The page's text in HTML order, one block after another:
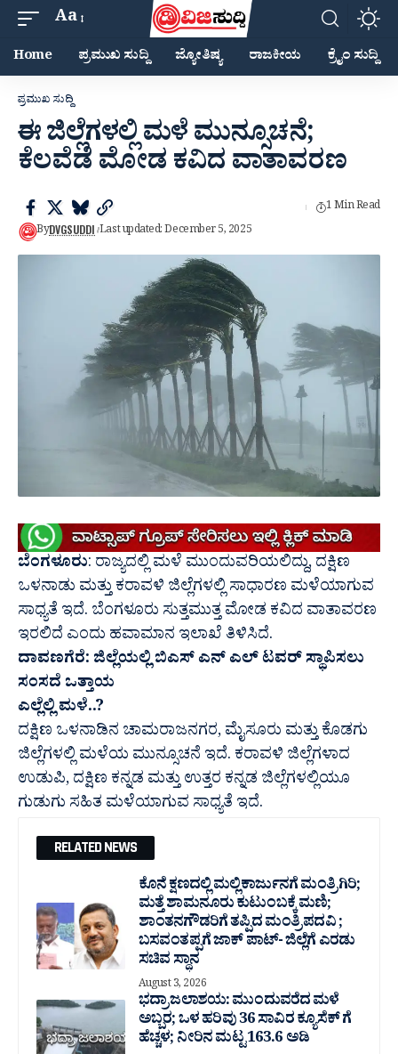
Aa
Home ಪ್ರಮುಖ ಸುದ್ದಿ ಜ್ಯೋತಿಷ್ಯ ರಾಜಕೀಯ ಕ್ರೈಂ ಸುದ್ದಿ
ಪ್ರಮುಖ ಸುದ್ದಿ
ಈ ಜಿಲ್ಲೆಗಳಲ್ಲಿ ಮಳೆ ಮುನ್ಸೂಚನೆ;
ಕೆಲವೆಡೆ ಮೋಡ ಕವಿದ ವಾತಾವರಣ
ByDVGSUDDI Last updated: December 5, 2025
1 Min Read
ಬೆಂಗಳೂರು: ರಾಜ್ಯದಲ್ಲಿ ಮಳೆ ಮುಂದುವರಿಯಲಿದ್ದು, ದಕ್ಷಿಣ
ಒಳನಾಡು ಮತ್ತು ಕರಾವಳಿ ಜಿಲ್ಲೆಗಳಲ್ಲಿ ಸಾಧಾರಣ ಮಳೆಯಾಗುವ
ಸಾಧ್ಯತೆ ಇದೆ. ಬೆಂಗಳೂರು ಸುತ್ತಮುತ್ತ ಮೋಡ ಕವಿದ ವಾತಾವರಣ
ಇರಲಿದೆ ಎಂದು ಹವಾಮಾನ ಇಲಾಖೆ ತಿಳಿಸಿದೆ.
ದಾವಣಗೆರೆ: ಜಿಲ್ಲೆಯಲ್ಲಿ ಬಿಎಸ್ ಎನ್ ಎಲ್ ಟವರ್‌ ಸ್ಥಾಪಿಸಲು
ಸಂಸದೆ ಒತ್ತಾಯ
ಎಲ್ಲೆಲ್ಲಿ ಮಳೆ..?
ದಕ್ಷಿಣ ಒಳನಾಡಿನ ಚಾಮರಾಜನಗರ, ಮೈಸೂರು ಮತ್ತು ಕೊಡಗು
ಜಿಲ್ಲೆಗಳಲ್ಲಿ ಮಳೆಯ ಮುನ್ಸೂಚನೆ ಇದೆ. ಕರಾವಳಿ ಜಿಲ್ಲೆಗಳಾದ
ಉಡುಪಿ, ದಕ್ಷಿಣ ಕನ್ನಡ ಮತ್ತು ಉತ್ತರ ಕನ್ನಡ ಜಿಲ್ಲೆಗಳಲ್ಲಿಯೂ
ಗುಡುಗು ಸಹಿತ ಮಳೆಯಾಗುವ ಸಾಧ್ಯತೆ ಇದೆ.
RELATED NEWS
ಕೊನೆ ಕ್ಷಣದಲ್ಲಿ ಮಲ್ಲಿಕಾರ್ಜುನಗೆ ಮಂತ್ರಿಗಿರಿ;
ಮತ್ತೆ ಶಾಮನೂರು ಕುಟುಂಬಕ್ಕೆ ಮಣಿ;
ಶಾಂತನಗೌಡರಿಗೆ ತಪ್ಪಿದ ಮಂತ್ರಿ ಪದವಿ ;
ಬಸವಂತಪ್ಪಗೆ ಜಾಕ್ ಪಾಟ್- ಜಿಲ್ಲೆಗೆ ಎರಡು
ಸಚಿವ ಸ್ಥಾನ
August 3, 2026
ಭದ್ರಾ ಜಲಾಶಯ: ಮುಂದುವರೆದ ಮಳೆ
ಅಬ್ಬರ; ಒಳ ಹರಿವು 36 ಸಾವಿರ‌ ಕ್ಯೂಸೆಕ್ ಗೆ
ಹೆಚ್ಚಳ; ನೀರಿನ ಮಟ್ಟ 163.6 ಅಡಿ